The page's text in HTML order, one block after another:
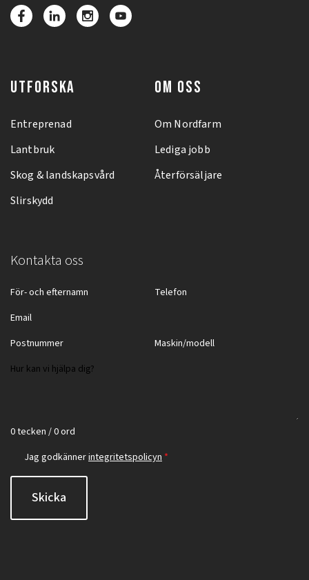
UTFORSKA
Entreprenad
Lantbruk
Skog & landskapsvård
Slirskydd
OM OSS
Om Nordfarm
Lediga jobb
Återförsäljare
Kontakta oss
0 tecken / 0 ord
Jag godkännerintegritetspolicyn *
Skicka